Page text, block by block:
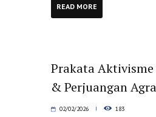
READ MORE
Prakata Aktivisme
& Perjuangan
02/02/2026 183